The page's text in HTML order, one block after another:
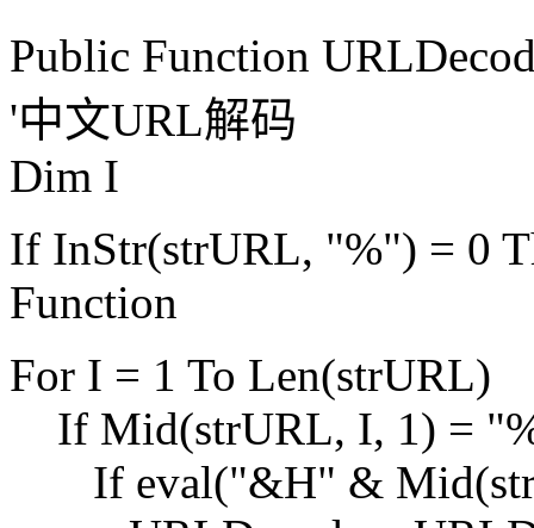
Public Function
'中文URL解码
Dim I
If InStr(strURL, "%") = 0
Function
For I = 1 To Len(strURL)
If Mid(strURL, I, 1) =
If eval("&H" &